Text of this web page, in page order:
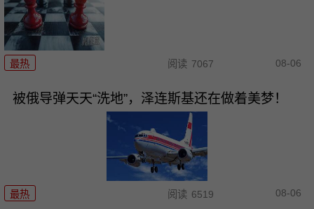
最热 阅读 7067 08-06
被俄导弹天天“洗地”，泽连斯基还在做着美梦！
最热 阅读 6519 08-06